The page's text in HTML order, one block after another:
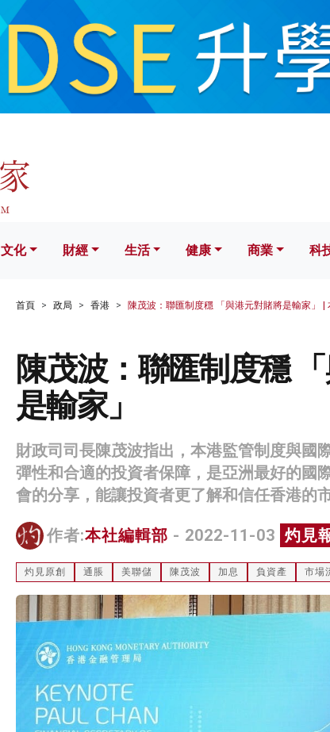
財經 生活 健康 科
文化 財經 生活 健康 商業 科
首頁 政局 香港 陳茂波：聯匯制度穩 「與港元對賭將是輸家」 |
陳茂波：聯匯制度穩
是輸家」
財政司司長陳茂波指出，本港監管制度與國
彈性和合適的投資者保障，是亞洲最好的國
會的分享，能讓投資者更了解和信任香港的市
作者:本社編輯部 - 2022-11-03 灼見
灼見原創 通脹 美聯儲 陳茂波 加息 負資產 市場